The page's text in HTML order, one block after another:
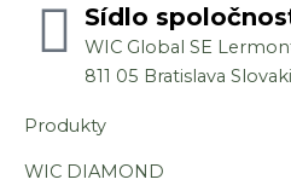
e
b
o
k
t
a
g
m
k
e
d
t
u
b
Sídlo
WIC Global SE
811 05 Bratislava
Produkty
WIC DIAMOND